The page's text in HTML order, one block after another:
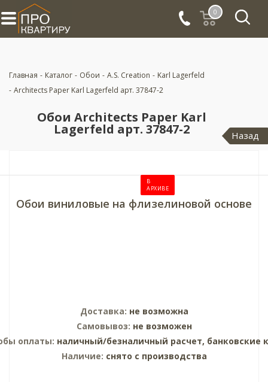
0
Главная - Каталог - Обои - A.S. Creation - Karl Lagerfeld
- Architects Paper Karl Lagerfeld арт. 37847-2
Обои Architects Paper Karl
Lagerfeld арт. 37847-2 Назад
В
АРХИВЕ
Обои виниловые на флизелиновой основе
Доставка: не возможна
Самовывоз: не возможен
оплаты: наличный/безналичный расчет, банковские
Наличие: снято с производства